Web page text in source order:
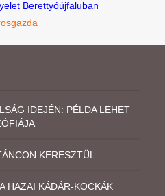
Berettyóújfaluban
IDEJÉN: PÉLDA LEHET
KERESZTÜL
HAZAI KÁDÁR-KOCKÁK